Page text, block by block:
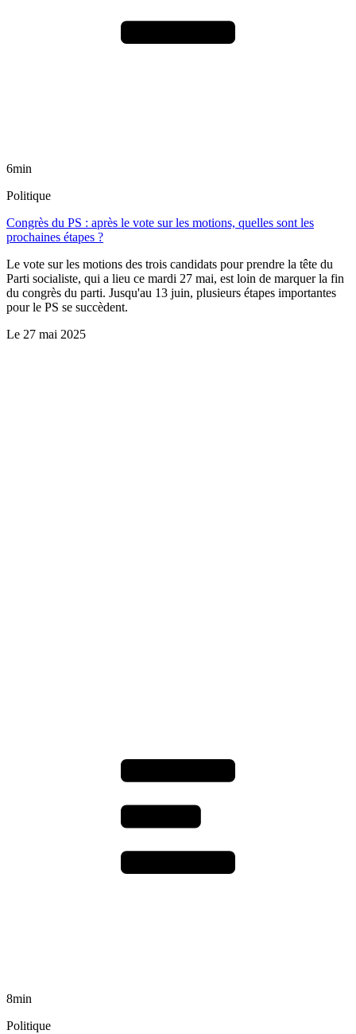
6min
Politique
Congrès du PS : après le vote sur les motions, quelles sont les
prochaines étapes ?
Le vote sur les motions des trois candidats pour prendre la tête du
Parti socialiste, qui a lieu ce mardi 27 mai, est loin de marquer la fin
du congrès du parti. Jusqu'au 13 juin, plusieurs étapes importantes
pour le PS se succèdent.
Le 27 mai 2025
8min
Politique